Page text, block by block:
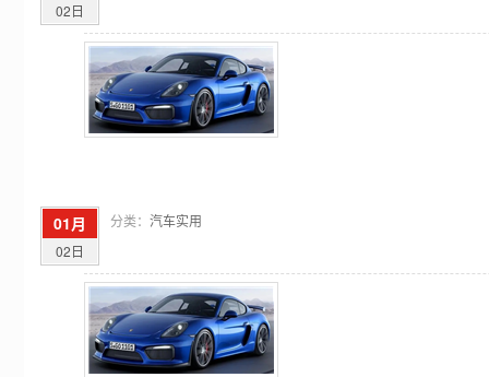
02日
01月
02日
分类： 汽车实用